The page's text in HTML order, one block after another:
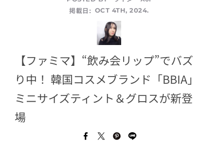
掲載日: OCT 4TH, 2024.
【ファミマ】“飲み会リップ”でバズ
り中！ 韓国コスメブランド「BBIA」
ミニサイズティント＆グロスが新登
場